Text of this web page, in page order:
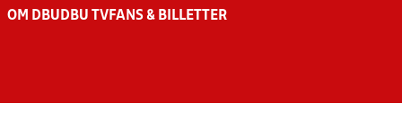
OM DBU DBU TV FANS & BILLETTER